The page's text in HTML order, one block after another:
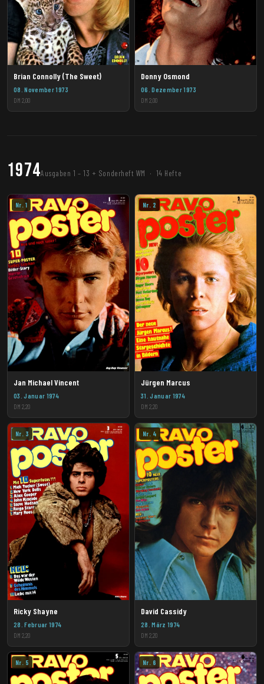
Brian Connolly (The Sweet)
08. November 1973
DM 2,00
Donny Osmond
06. Dezember 1973
DM 2,00
1974Ausgaben 1 – 13 + Sonderheft WM · 14 Hefte
Nr. 1
Jan Michael Vincent
03. Januar 1974
DM 2,20
Nr. 2
Jürgen Marcus
31. Januar 1974
DM 2,20
Nr. 3
Ricky Shayne
28. Februar 1974
DM 2,20
Nr. 4
David Cassidy
28. März 1974
DM 2,20
Nr. 5 Nr. 6